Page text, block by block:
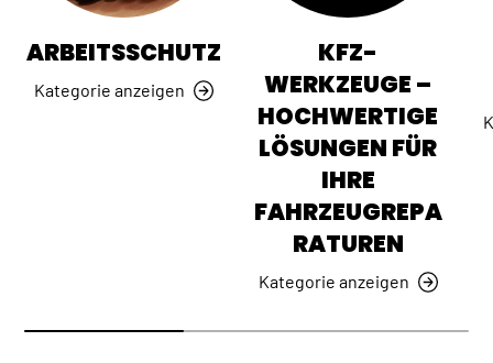
ARBEITSSCHUTZ
Kategorie anzeigen
KFZ-
WERKZEUGE –
HOCHWERTIGE
LÖSUNGEN FÜR
IHRE
FAHRZEUGREPA
RATUREN
Kategorie anzeigen